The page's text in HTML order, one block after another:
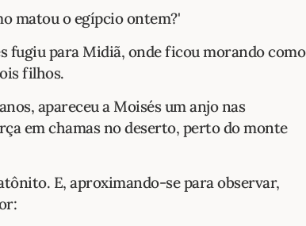
matou o egípcio ontem?'
fugiu para Midiã, onde ficou morando como
filhos.
apareceu a Moisés um anjo nas
em chamas no deserto, perto do monte
E, aproximando-se para observar,